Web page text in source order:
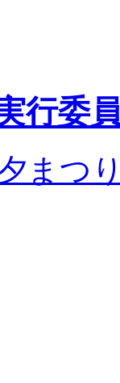
行委
まつ